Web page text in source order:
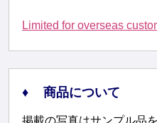
Limited for overseas
商品について
掲載の写真はサンプル品